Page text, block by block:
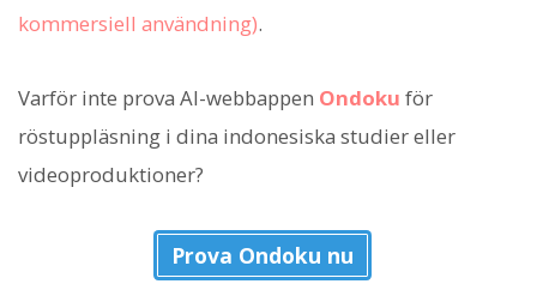
kommersiell användning).
Varför inte prova AI-webbappen Ondoku för
röstuppläsning i dina indonesiska studier eller
videoproduktioner?
Prova Ondoku nu